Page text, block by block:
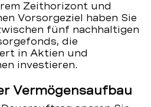
Zeithorizont und
Vorsorgeziel haben Sie
fünf nachhaltigen
die
in Aktien und
investieren.
Vermögensaufbau